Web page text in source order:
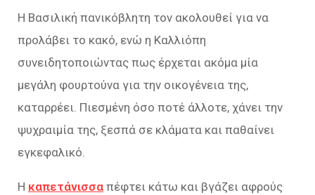
Η Βασιλική πανικόβλητη τον ακολουθεί για να
προλάβει το κακό, ενώ η Καλλιόπη
συνειδητοποιώντας πως έρχεται ακόμα μία
μεγάλη φουρτούνα για την οικογένεια της,
καταρρέει. Πιεσμένη όσο ποτέ άλλοτε, χάνει την
ψυχραιμία της, ξεσπά σε κλάματα και παθαίνει
εγκεφαλικό.
Η καπετάνισσα πέφτει κάτω και βγάζει αφρούς